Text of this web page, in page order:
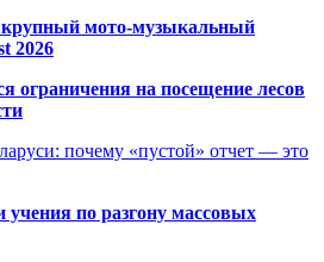
крупный мото-музыкальный
2026
ограничения на посещение лесов
почему «пустой» отчет — это
по разгону массовых